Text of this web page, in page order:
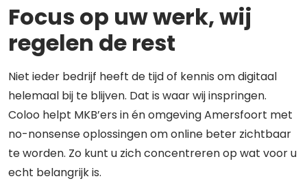
Focus op uw werk, wij
regelen de rest
Niet ieder bedrijf heeft de tijd of kennis om digitaal
helemaal bij te blijven. Dat is waar wij inspringen.
Coloo helpt MKB’ers in én omgeving Amersfoort met
no-nonsense oplossingen om online beter zichtbaar
te worden. Zo kunt u zich concentreren op wat voor u
echt belangrijk is.